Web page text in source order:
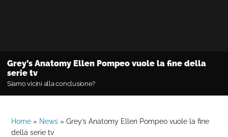
Grey’s Anatomy Ellen Pompeo vuole la fine della
serie tv
Siamo vicini alla conclusione?
Home » News »Grey’s Anatomy Ellen Pompeo vuole la fine
della serie tv